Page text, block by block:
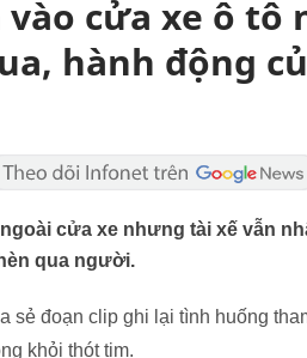
vào cửa xe ô
hành động
cửa xe nhưng tài xế vẫn
qua người.
sẻ đoạn clip ghi lại tình huống
khỏi thót tim.